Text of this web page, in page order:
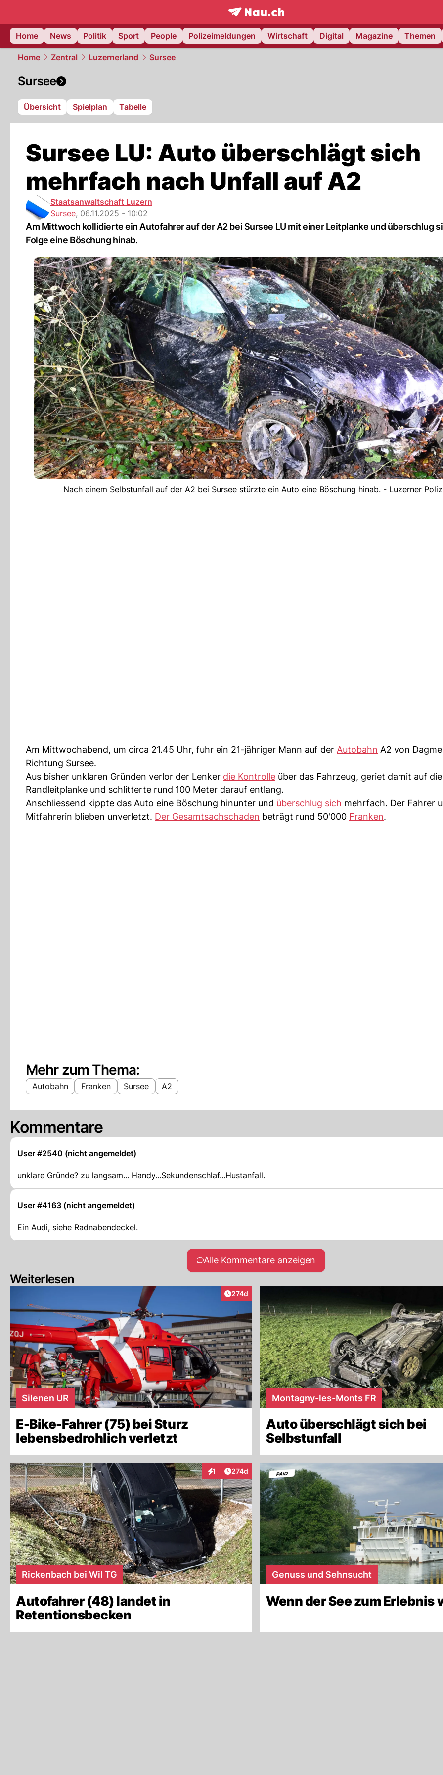
frontpage.NAU.ch
Home
News Politik Sport People Polizeimeldungen Wirtschaft Digital Magazine Themen
Home Zentral Luzernerland Sursee
Sursee
Übersicht Spielplan Tabelle
Sursee LU: Auto überschlägt sich
mehrfach nach Unfall auf A2
Staatsanwaltschaft Luzern
Sursee, 06.11.2025 - 10:02
Am Mittwoch kollidierte ein Autofahrer auf der A2 bei Sursee LU mit einer Leitplanke und überschlug
Folge eine Böschung hinab.
Nach einem Selbstunfall auf der A2 bei Sursee stürzte ein Auto eine Böschung hinab. - Luzerner
Am Mittwochabend, um circa 21.45 Uhr, fuhr ein 21-jähriger Mann auf der Autobahn A2 von
Richtung Sursee.
Aus bisher unklaren Gründen verlor der Lenker die Kontrolle über das Fahrzeug, geriet damit auf die
Randleitplanke und schlitterte rund 100 Meter darauf entlang.
Anschliessend kippte das Auto eine Böschung hinunter und überschlug sich mehrfach. Der Fahrer
Mitfahrerin blieben unverletzt. Der Gesamtsachschaden beträgt rund 50'000 Franken.
Mehr zum Thema:
Autobahn Franken Sursee A2
Kommentare
User #2540 (nicht angemeldet)
unklare Gründe? zu langsam... Handy...Sekundenschlaf...Hustanfall.
User #4163 (nicht angemeldet)
Ein Audi, siehe Radnabendeckel.
Alle Kommentare anzeigen
Weiterlesen
Artikel veröffentlicht:
274d
Silenen UR
E-Bike-Fahrer (75) bei Sturz
lebensbedrohlich verletzt
Montagny-les-Monts FR
Auto überschlägt sich bei
Selbstunfall
1
InteraktionenArtikel veröffentlicht:
274d
Rickenbach bei Wil TG
Autofahrer (48) landet in
Retentionsbecken
Genuss und Sehnsucht
Wenn der See zum Erlebnis